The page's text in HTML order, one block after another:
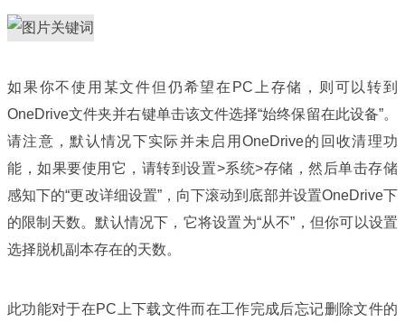
如果你不使用某文件但仍希望在PC上存储，则可以转到
OneDrive文件夹并右键单击该文件选择“始终保留在此设备”。
请注意，默认情况下实际并未启用OneDrive的回收清理功
能，如果要使用它，请转到设置>系统>存储，然后单击存储
感知下的“更改详细设置”，向下滚动到底部并设置OneDrive下
的限制天数。默认情况下，它将设置为“从不”，但你可以设置
选择脱机副本存在的天数。
此功能对于在PC上下载文件而在工作完成后忘记删除文件的